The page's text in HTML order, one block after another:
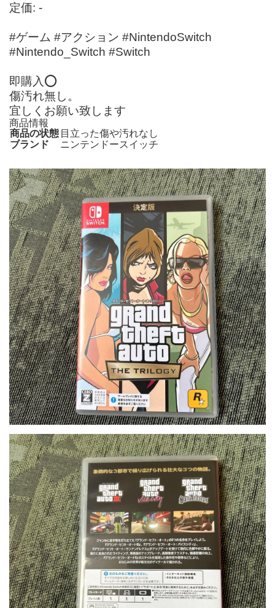
定価: -
#ゲーム #アクション #NintendoSwitch
#Nintendo_Switch #Switch
即購入⭕️
傷汚れ無し。
宜しくお願い致します
商品情報
商品の状態 目立った傷や汚れなし
ブランド
ニンテンドースイッチ